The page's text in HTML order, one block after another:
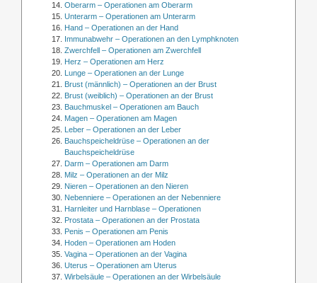
Oberarm – Operationen am Oberarm
Unterarm – Operationen am Unterarm
Hand – Operationen an der Hand
Immunabwehr – Operationen an den Lymphknoten
Zwerchfell – Operationen am Zwerchfell
Herz – Operationen am Herz
Lunge – Operationen an der Lunge
Brust (männlich) – Operationen an der Brust
Brust (weiblich) – Operationen an der Brust
Bauchmuskel – Operationen am Bauch
Magen – Operationen am Magen
Leber – Operationen an der Leber
Bauchspeicheldrüse – Operationen an der
Bauchspeicheldrüse
Darm – Operationen am Darm
Milz – Operationen an der Milz
Nieren – Operationen an den Nieren
Nebenniere – Operationen an der Nebenniere
Harnleiter und Harnblase – Operationen
Prostata – Operationen an der Prostata
Penis – Operationen am Penis
Hoden – Operationen am Hoden
Vagina – Operationen an der Vagina
Uterus – Operationen am Uterus
Wirbelsäule – Operationen an der Wirbelsäule